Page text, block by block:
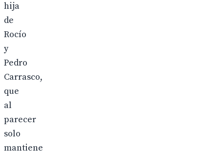
hija
de
Rocío
y
Pedro
Carrasco,
que
al
parecer
solo
mantiene